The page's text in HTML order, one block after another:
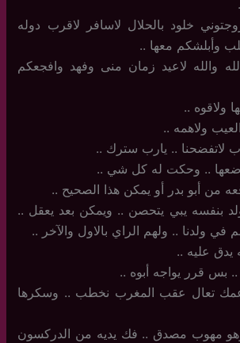
خلود بالحلال لاسافر لاقرب دوله
وأبلشكم معها ..
والله لاعيد زمان منى وفهد وافجعكم
ولاقوه ..
ولاهمه ..
لاتفضحنا .. يارب سترك ..
.. وحكت له كل شي ..
من أبو بدر أو يمكن هذا الصحيح ..
بنفسه يبي يتحصن .. ويمكن بعد يعقل ..
في ولدنا .. ولهم الراي بالاول والآخر ..
يدق عليه ..
.. بس قرر يواجه أبوه ..
عمك تعال عقب المغرب نخطب .. وسكرها
مهوب مصدق .. فك يديه من الدركسون